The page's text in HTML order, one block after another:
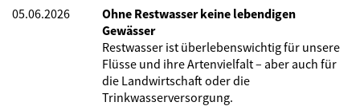
05.06.2026
Ohne Restwasser keine lebendigen
Gewässer
Restwasser ist überlebenswichtig für unsere
Flüsse und ihre Artenvielfalt – aber auch für
die Landwirtschaft oder die
Trinkwasserversorgung.